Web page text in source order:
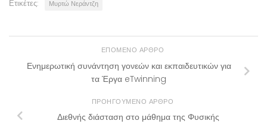
Ετικέτες: Μυρτώ Νεράντζη
ΕΠΌΜΕΝΟ ΆΡΘΡΟ
Ενημερωτική συνάντηση γονεών και εκπαιδευτικών για
τα Έργα eTwinning
ΠΡΟΗΓΟΎΜΕΝΟ ΆΡΘΡΟ
Διεθνής διάσταση στο μάθημα της Φυσικής